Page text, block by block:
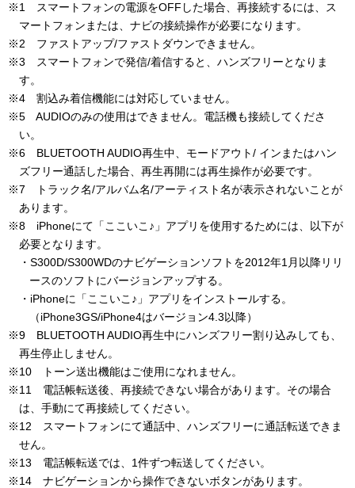
※1 スマートフォンの電源をOFFした場合、再接続するには、ス
マートフォンまたは、ナビの接続操作が必要になります。
※2 ファストアップ/ファストダウンできません。
※3 スマートフォンで発信/着信すると、ハンズフリーとなりま
す。
※4 割込み着信機能には対応していません。
※5 AUDIOのみの使用はできません。電話機も接続してくださ
い。
※6 BLUETOOTH AUDIO再生中、モードアウト/ インまたはハン
ズフリー通話した場合、再生再開には再生操作が必要です。
※7 トラック名/アルバム名/アーティスト名が表示されないことが
あります。
※8 iPhoneにて「ここいこ♪」アプリを使用するためには、以下が
必要となります。
・S300D/S300WDのナビゲーションソフトを2012年1月以降リリ
ースのソフトにバージョンアップする。
・iPhoneに「ここいこ♪」アプリをインストールする。
（iPhone3GS/iPhone4はバージョン4.3以降）
※9 BLUETOOTH AUDIO再生中にハンズフリー割り込みしても、
再生停止しません。
※10 トーン送出機能はご使用になれません。
※11 電話帳転送後、再接続できない場合があります。その場合
は、手動にて再接続してください。
※12 スマートフォンにて通話中、ハンズフリーに通話転送できま
せん。
※13 電話帳転送では、1件ずつ転送してください。
※14 ナビゲーションから操作できないボタンがあります。